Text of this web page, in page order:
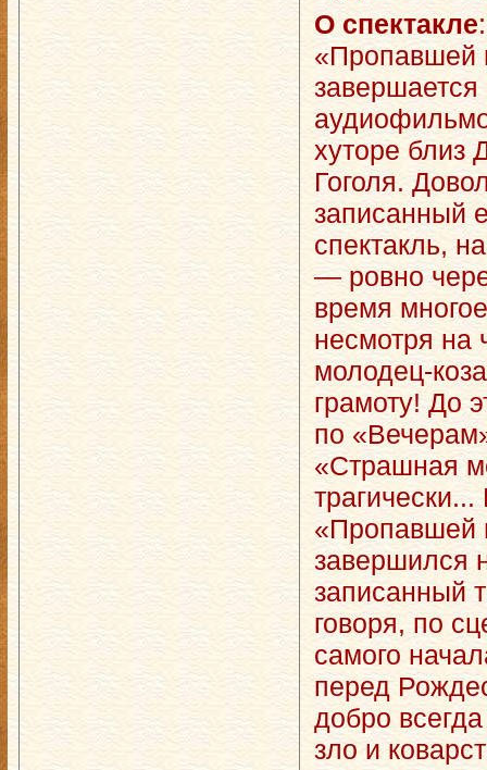
О спектакле:
«Пропавшей
хуторе близ
Гоголя.
записанный
спектакль,
— ровно
время
несмотря на
молодец-
грамоту! До
по
«Страшная
«Пропавшей
завершился
записанный
говоря, по
самого
перед
добро
зло и